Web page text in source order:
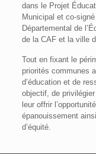
dans le Projet
Municipal et co-
Départemental de
de la CAF et la ville
Tout en fixant le
priorités communes
d’éducation et de
objectif, de
leur offrir
épanouissement
d’équité.